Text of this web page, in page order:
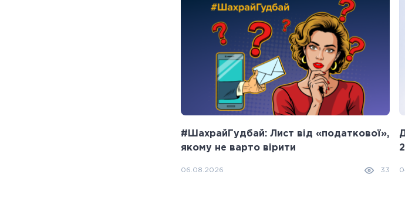
#ШахрайГудбай: Лист від «податкової»,
якому не варто вірити
06.08.2026 33